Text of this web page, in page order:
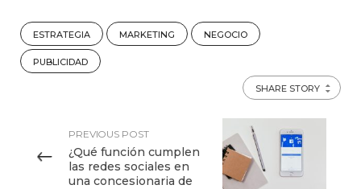
ESTRATEGIA MARKETING NEGOCIO
PUBLICIDAD
SHARE STORY
PREVIOUS POST
¿Qué función cumplen
las redes sociales en
una concesionaria de